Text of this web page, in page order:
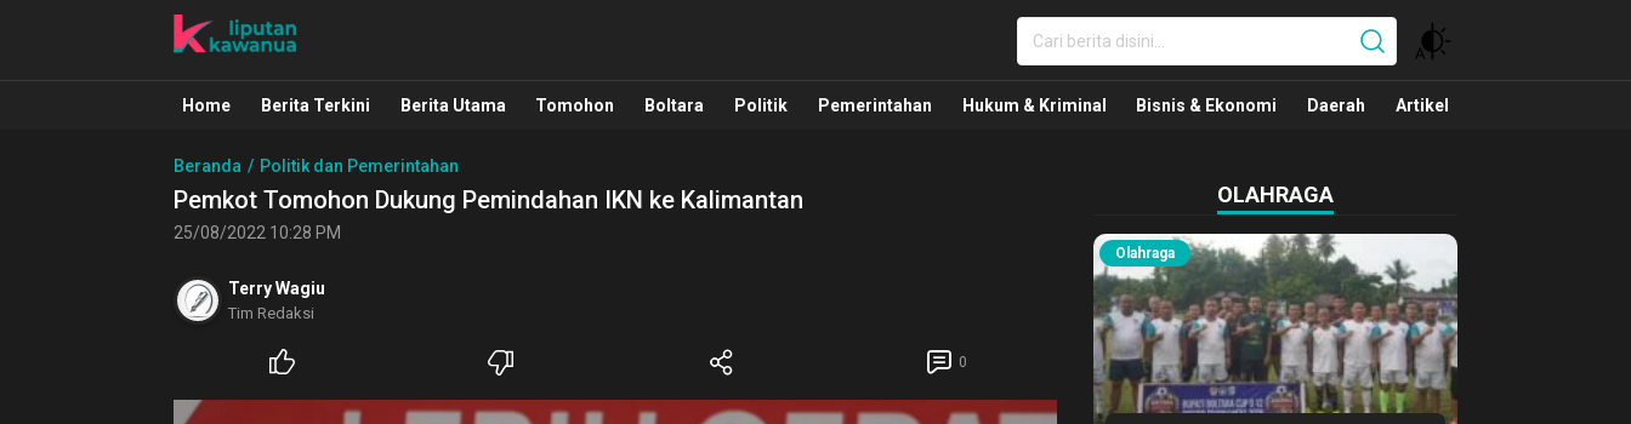
Liputan Kawanua
Berita Manado, Sulawesi Utara, Kawanua, Politik, Pemerintahan, Hukum Kriminal dan Nasional
Home Berita Terkini Berita Utama Tomohon Boltara Politik Pemerintahan Hukum & Kriminal Bisnis & Ekonomi Daerah Artikel
Beranda Politik dan Pemerintahan
Pemkot Tomohon Dukung Pemindahan IKN ke Kalimantan
25/08/2022 10:28 PM
Terry Wagiu
Tim Redaksi
0
OLAHRAGA
Olahraga